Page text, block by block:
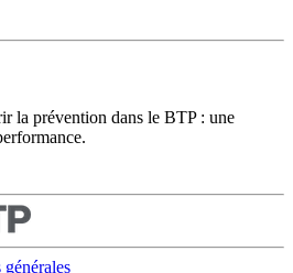
la prévention dans le BTP : une